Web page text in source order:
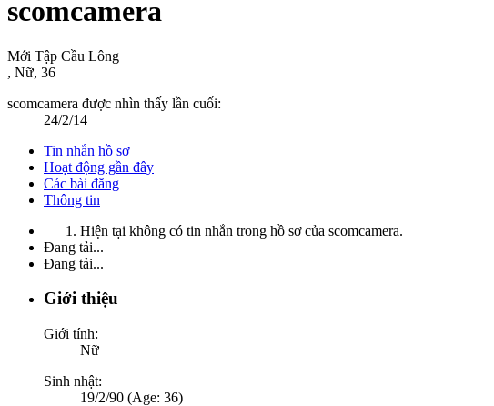
scomcamera
Mới Tập Cầu Lông
, Nữ, 36
scomcamera được nhìn thấy lần cuối:
24/2/14
Tin nhắn hồ sơ
Hoạt động gần đây
Các bài đăng
Thông tin
Hiện tại không có tin nhắn trong hồ sơ của scomcamera.
Đang tải...
Đang tải...
Giới thiệu
Giới tính:
Nữ
Sinh nhật:
19/2/90 (Age: 36)